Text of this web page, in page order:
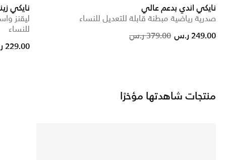
نايكي اندي بدعم عالي
صدرية رياضية مبطنة قابلة للتعديل للنساء
Price reduced from
379.00 ر.س
to 249.00 ر.س
نايكي
ليقنز
للنساء
229.00 ر.س
منتجات شاهدتها مؤخرًا